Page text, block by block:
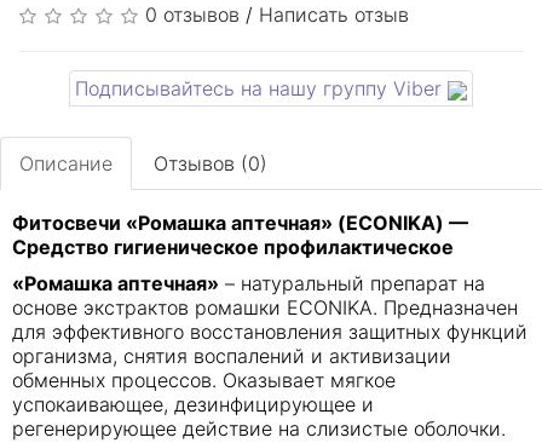
0 отзывов / Написать отзыв
Подписывайтесь на нашу группу Viber
Описание Отзывов (0)
Фитосвечи «Ромашка аптечная» (ECONIKA) —
Средство гигиеническое профилактическое
«Ромашка аптечная» – натуральный препарат на
основе экстрактов ромашки ECONIKA. Предназначен
для эффективного восстановления защитных функций
организма, снятия воспалений и активизации
обменных процессов. Оказывает мягкое
успокаивающее, дезинфицирующее и
регенерирующее действие на слизистые оболочки.